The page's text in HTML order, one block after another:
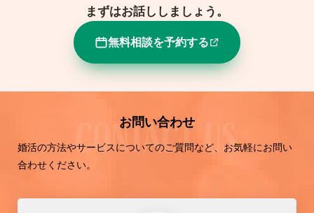
まずはお話ししましょう。
無料相談を予約する
お問い合わせ
婚活の方法やサービスについてのご質問など、お気軽にお問い
合わせください。